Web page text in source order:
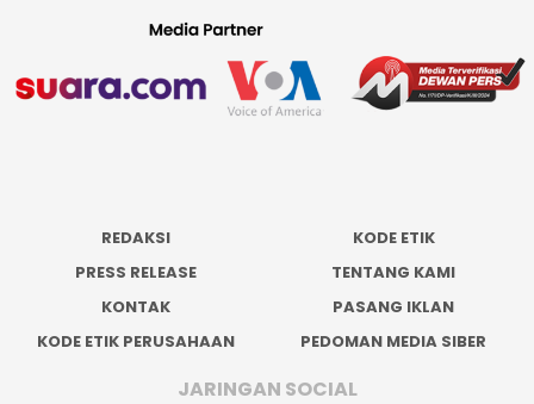
REDAKSI
KODE ETIK
PRESS RELEASE
TENTANG KAMI
KONTAK
PASANG IKLAN
KODE ETIK PERUSAHAAN
PEDOMAN MEDIA SIBER
JARINGAN SOCIAL